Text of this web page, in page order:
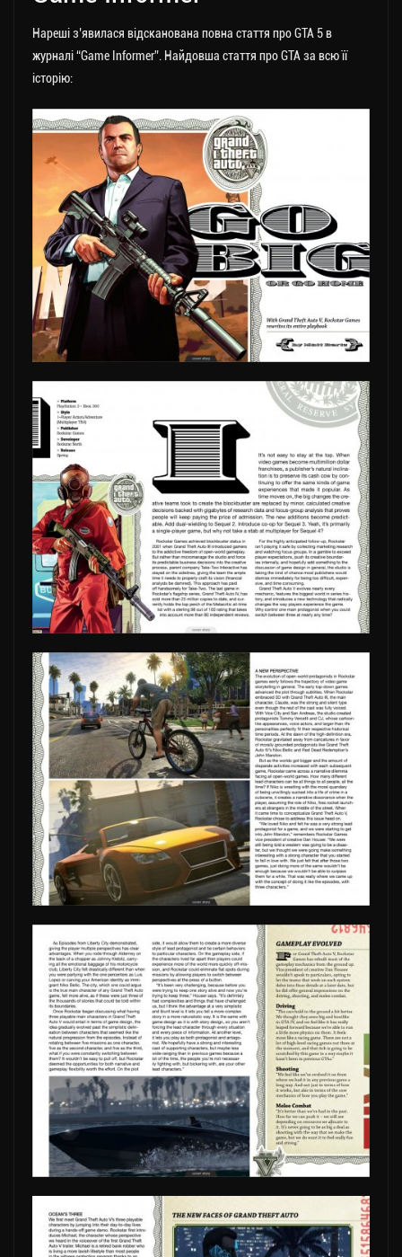
Нареші з’явилася відсканована повна стаття про GTA 5 в
журналі “Game Informer”. Найдовша стаття про GTA за всю її
історію: